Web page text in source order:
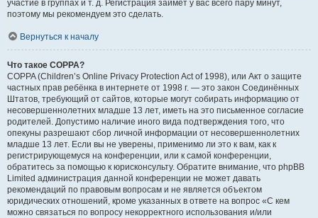
участие в группах и т. д. Регистрация займёт у вас всего пару минут,
поэтому мы рекомендуем это сделать.
Вернуться к началу
Что такое COPPA?
COPPA (Children’s Online Privacy Protection Act of 1998), или Акт о защите
частных прав ребёнка в интернете от 1998 г. — это закон Соединённых
Штатов, требующий от сайтов, которые могут собирать информацию от
несовершеннолетних младше 13 лет, иметь на это письменное согласие
родителей. Допустимо наличие иного вида подтверждения того, что
опекуны разрешают сбор личной информации от несовершеннолетних
младше 13 лет. Если вы не уверены, применимо ли это к вам, как к
регистрирующемуся на конференции, или к самой конференции,
обратитесь за помощью к юрисконсульту. Обратите внимание, что phpBB
Limited администрация данной конференции не может давать
рекомендаций по правовым вопросам и не является объектом
юридических отношений, кроме указанных в ответе на вопрос «С кем
можно связаться по вопросу некорректного использования и/или